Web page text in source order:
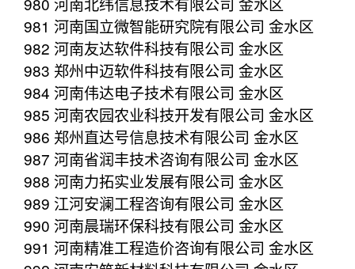
981 河南国立微智能研究院有限公司 金水区
982 河南友达软件科技有限公司 金水区
983 郑州中迈软件科技有限公司 金水区
984 河南伟达电子技术有限公司 金水区
985 河南农园农业科技开发有限公司 金水区
986 郑州直达号信息技术有限公司 金水区
987 河南省润丰技术咨询有限公司 金水区
988 河南力拓实业发展有限公司 金水区
989 江河安澜工程咨询有限公司 金水区
990 河南晨瑞环保科技有限公司 金水区
991 河南精准工程造价咨询有限公司 金水区